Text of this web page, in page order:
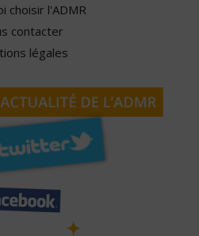
choisir l'ADMR
contacter
légales